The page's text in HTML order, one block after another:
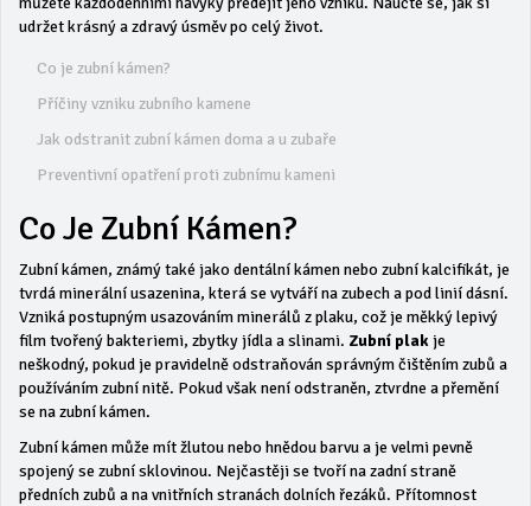
udržet krásný a zdravý úsměv po celý život.
Co je zubní kámen?
Příčiny vzniku zubního kamene
Jak odstranit zubní kámen doma a u zubaře
Preventivní opatření proti zubnímu kameni
Co Je Zubní Kámen?
Zubní kámen, známý také jako dentální kámen nebo zubní kalcifikát, je
tvrdá minerální usazenina, která se vytváří na zubech a pod linií dásní.
Vzniká postupným usazováním minerálů z plaku, což je měkký lepivý
film tvořený bakteriemi, zbytky jídla a slinami. Zubní plakje
neškodný, pokud je pravidelně odstraňován správným čištěním zubů a
používáním zubní nitě. Pokud však není odstraněn, ztvrdne a přemění
se na zubní kámen.
Zubní kámen může mít žlutou nebo hnědou barvu a je velmi pevně
spojený se zubní sklovinou. Nejčastěji se tvoří na zadní straně
předních zubů a na vnitřních stranách dolních řezáků. Přítomnost